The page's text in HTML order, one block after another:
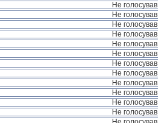
Не голосував
Не голосував
Не голосував
Не голосував
Не голосував
Не голосував
Не голосував
Не голосував
Не голосував
Не голосував
Не голосував
Не голосував